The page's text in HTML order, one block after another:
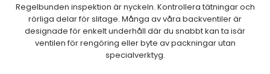
Regelbunden inspektion är nyckeln. Kontrollera tätningar och
rörliga delar för slitage. Många av våra backventiler är
designade för enkelt underhåll där du snabbt kan ta isär
ventilen för rengöring eller byte av packningar utan
specialverktyg.